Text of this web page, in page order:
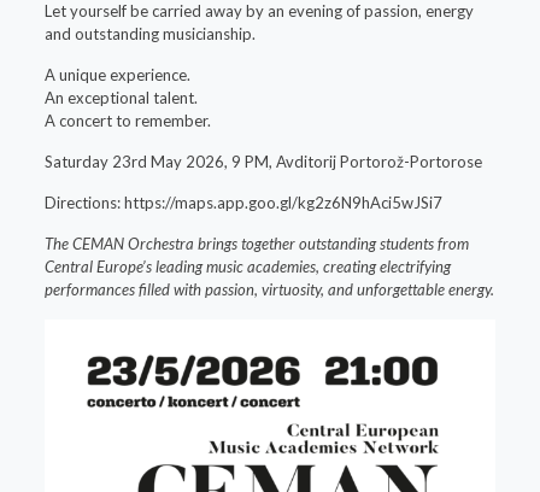
Let yourself be carried away by an evening of passion, energy
and outstanding musicianship.
A unique experience.
An exceptional talent.
A concert to remember.
Saturday 23rd May 2026, 9 PM, Avditorij Portorož-Portorose
Directions: https://maps.app.goo.gl/kg2z6N9hAci5wJSi7
The CEMAN Orchestra brings together outstanding students from
Central Europe’s leading music academies, creating electrifying
performances filled with passion, virtuosity, and unforgettable energy.